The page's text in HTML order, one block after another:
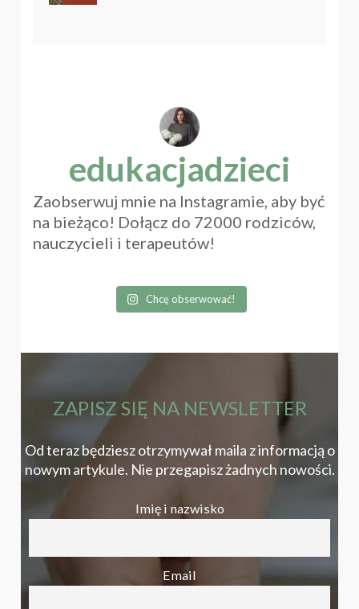
edukacjadzieci
Zaobserwuj mnie na Instagramie, aby być
na bieżąco! Dołącz do 72000 rodziców,
nauczycieli i terapeutów!
Chcę obserwować!
ZAPISZ SIĘ NA NEWSLETTER
Od teraz będziesz otrzymywał maila z informacją o
nowym artykule. Nie przegapisz żadnych nowości.
Imię i nazwisko
Email